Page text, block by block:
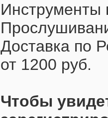
Инструменты
Доставка по
от 1200 руб.
Чтобы